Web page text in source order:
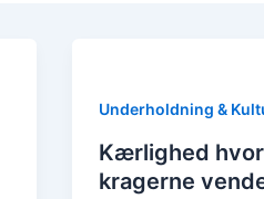
Underholdning &
Kærlighed hvor
kragerne